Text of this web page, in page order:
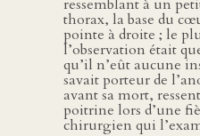
ressemblant à un
thorax, la base du
pointe à droite ; le
l’observation était
qu’il n’eût aucune
savait porteur de
avant sa mort,
poitrine lors d’une
chirurgien qui